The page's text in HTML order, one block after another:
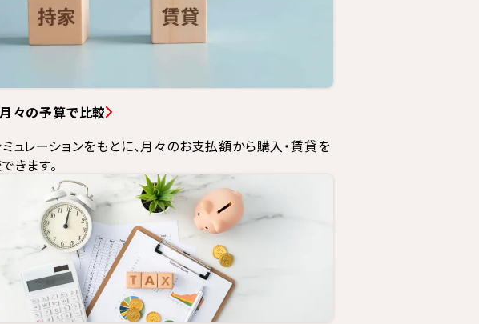
々の予算で比較
ュレーションをもとに、月々のお支払額から購入・賃貸を
きます。